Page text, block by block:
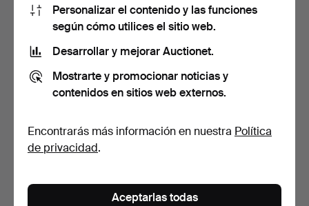
SOPORTE DE ÁRBOL DE
NAVIDAD.
1 puja
Personalizar el contenido y las funciones
según cómo utilices el sitio web.
Desarrollar y mejorar Auctionet.
Mostrarte y promocionar noticias y
contenidos en sitios web externos.
Encontrarás más información en nuestra Política
de privacidad.
Aceptarlas todas